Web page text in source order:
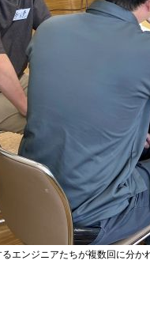
エンジニアたちが複数回に分か